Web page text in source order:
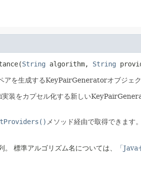
​(String algorithm, String
アを生成するKeyPairGeneratorオブジェク
装をカプセル化する新しい
メソッド経由で取得できます。
標準アルゴリズム名については、 「